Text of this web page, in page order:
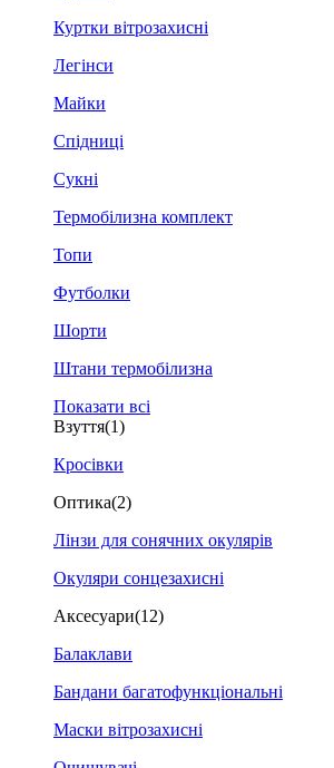
Куртки вітрозахисні
Легінси
Майки
Спідниці
Сукні
Термобілизна комплект
Топи
Футболки
Шорти
Штани термобілизна
Показати всі
Взуття(1)
Кросівки
Оптика(2)
Лінзи для сонячних окулярів
Окуляри сонцезахисні
Аксесуари(12)
Балаклави
Бандани багатофункціональні
Маски вітрозахисні